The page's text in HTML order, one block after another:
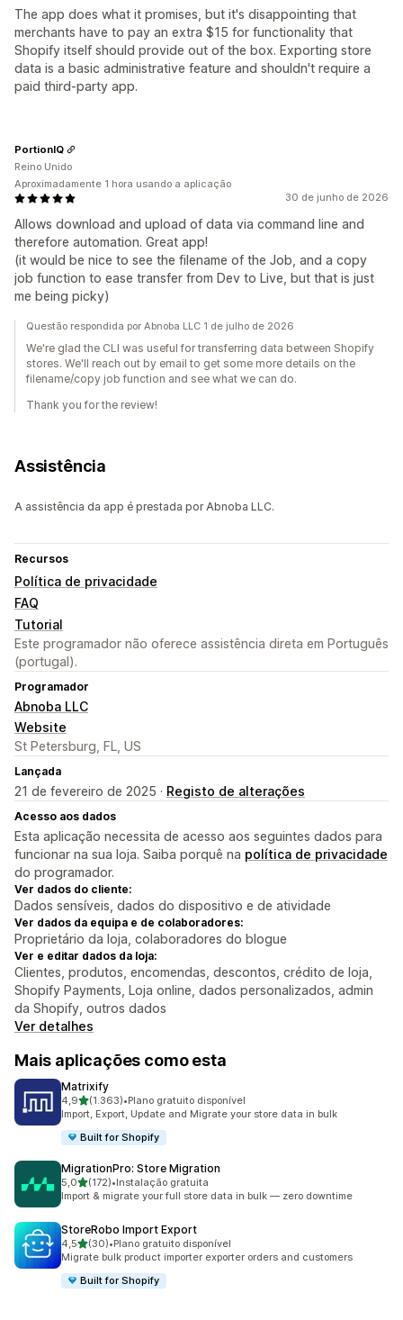
The app does what it promises, but it's disappointing that
merchants have to pay an extra $15 for functionality that
Shopify itself should provide out of the box. Exporting store
data is a basic administrative feature and shouldn't require a
paid third-party app.
30 de junho de 2026
Allows download and upload of data via command line and
therefore automation. Great app!
(it would be nice to see the filename of the Job, and a copy
job function to ease transfer from Dev to Live, but that is just
me being picky)
PortionIQ
Reino Unido
Aproximadamente 1 hora usando a aplicação
Questão respondida por Abnoba LLC 1 de julho de 2026
We're glad the CLI was useful for transferring data between Shopify
stores. We'll reach out by email to get some more details on the
filename/copy job function and see what we can do.
Thank you for the review!
Assistência
A assistência da app é prestada por Abnoba LLC.
Recursos
Política de privacidade
FAQ
Tutorial
Este programador não oferece assistência direta em Português
(portugal).
Programador
Abnoba LLC
Website
St Petersburg, FL, US
Lançada
21 de fevereiro de 2025 · Registo de alterações
Acesso aos dados
Esta aplicação necessita de acesso aos seguintes dados para
funcionar na sua loja. Saiba porquê na política de privacidade
do programador.
Ver dados do cliente:
Dados sensíveis, dados do dispositivo e de atividade
Ver dados da equipa e de colaboradores:
Proprietário da loja, colaboradores do blogue
Ver e editar dados da loja:
Clientes, produtos, encomendas, descontos, crédito de loja,
Shopify Payments, Loja online, dados personalizados, admin
da Shopify, outros dados
Ver detalhes
Mais aplicações como esta
Matrixify
4,9de 5 estrelas
(1.363)
1363 total de avaliações
•Plano gratuito disponível
Import, Export, Update and Migrate your store data in bulk
Built for Shopify
MigrationPro: Store Migration
5,0de 5 estrelas
(172)
172 total de avaliações
•Instalação gratuita
Import & migrate your full store data in bulk — zero downtime
StoreRobo Import Export
4,5de 5 estrelas
(30)
30 total de avaliações
•Plano gratuito disponível
Migrate bulk product importer exporter orders and customers
Built for Shopify